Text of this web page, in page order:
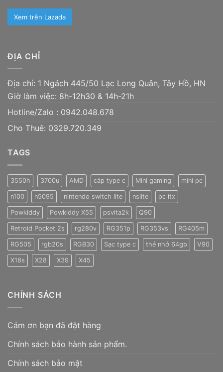
Xem trên Lazada
ĐỊA CHỈ
Địa chỉ: 1 Ngách 445/50 Lạc Long Quân, Tây Hồ, HN
Giờ làm việc: 8h-12h30 & 14h-21h
Hotline/Zalo : 0942.048.678
Cho Thuê: 0329.720.349
TAGS
3550h 3700u AMD cáp type c Mini gaming mini pc
n100 n5095 nintendo switch lite nslite pc itx
Powkiddy Powkiddy X55 psvita2k Q90
Retroid Pocket 2s rg280v RG351p RG353vs RG405m
RG505 rgb20s RGB30 Sạc type c thẻ nhớ 64gb V90
X18s X28 X39 X45
CHÍNH SÁCH
Cảm ơn bạn đã đặt hàng
Chính sách bảo hành sản phẩm.
Chính sách bảo mật